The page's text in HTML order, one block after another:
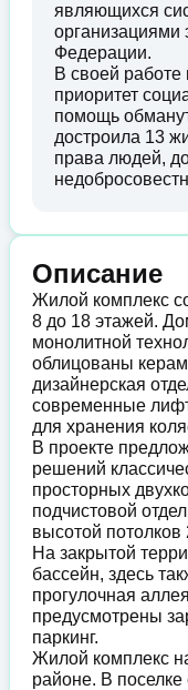
являющихся
организациями
Федерации.
В своей
приоритет
помощь
достроила 13
права людей,
Описание
Жилой комплекс
8 до 18 этажей.
монолитной
облицованы
дизайнерская
современные
для хранения
В проекте
решений
просторных
подчистовой
высотой потолков
На закрытой
бассейн, здесь
прогулочная
предусмотрены
паркинг.
Жилой комплекс
районе. В поселке